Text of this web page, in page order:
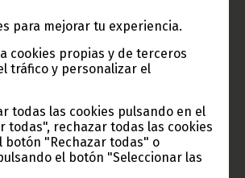
para mejorar tu experiencia.
cookies propias y de terceros
tráfico y personalizar el
todas las cookies pulsando en el
todas", rechazar todas las cookies
botón "Rechazar todas" o
el botón "Seleccionar las
e Instituciones
de Guinea Ecuatorial